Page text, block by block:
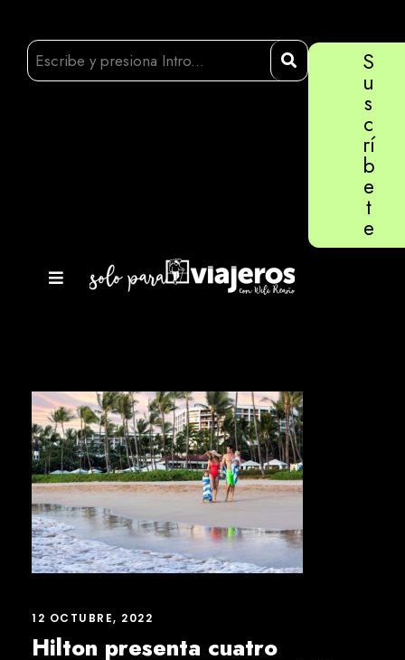
S
u
s
c
rí
b
e
t
e
12 OCTUBRE, 2022
Hilton presenta cuatro